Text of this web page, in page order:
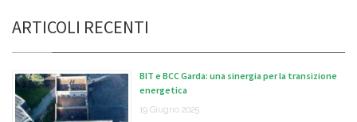
ARTICOLI RECENTI
BIT e BCC Garda: una sinergia per la transizione
energetica
19 Giugno 2025